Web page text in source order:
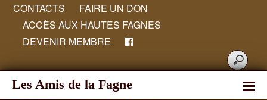
CONTACTS
FAIRE UN DON
ACCÈS AUX HAUTES FAGNES
DEVENIR MEMBRE
Les Amis de la Fagne